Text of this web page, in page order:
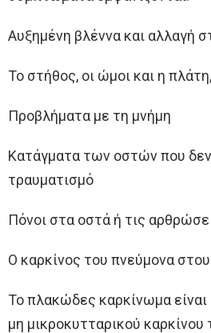
Αυξημένη βλέννα και αλλαγή
Το στήθoς, οι ώμοι και η
Προβλήματα με τη μνήμη
Κατάγματα των οστών που
τραυματισμό
Πόνοι στα οστά ή τις
Ο καρκίνος του πνεύμονα
Το πλακώδες καρκίνωμα
μη μικροκυτταρικού καρκίνου